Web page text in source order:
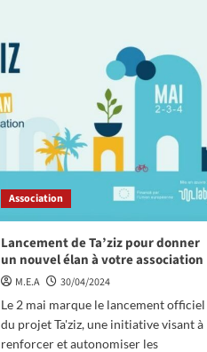
Association
Lancement de Ta’ziz pour donner
un nouvel élan à votre association
M.E.A
30/04/2024
Le 2 mai marque le lancement officiel
du projet Ta'ziz, une initiative visant à
renforcer et autonomiser les